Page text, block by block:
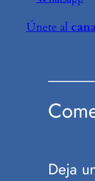
Únete al
Deja